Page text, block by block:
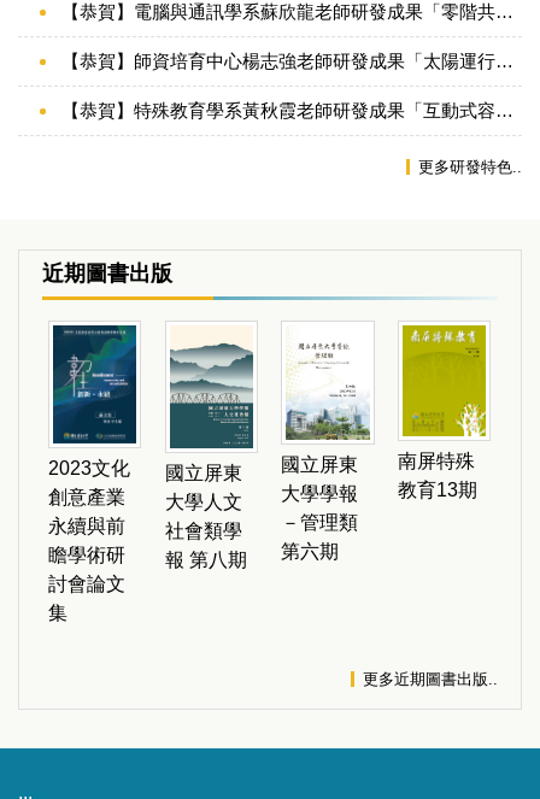
【恭賀】電腦與通訊學系蘇欣龍老師研發成果「零階共振天線」取得發明專利證書
【恭賀】師資培育中心楊志強老師研發成果「太陽運行互動學習裝置」取得新型專利證書
【恭賀】特殊教育學系黃秋霞老師研發成果「互動式容積輔助學習裝置」取得新型專利證書
更多研發特色..
近期圖書出版
2023文化
創意產業
永續與前
瞻學術研
討會論文
集
國立屏東
大學人文
社會類學
報 第八期
國立屏東
大學學報
－管理類
第六期
南屏特殊
教育13期
更多近期圖書出版..